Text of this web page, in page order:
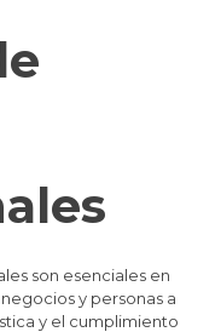
son esenciales en
y personas a
y el cumplimiento